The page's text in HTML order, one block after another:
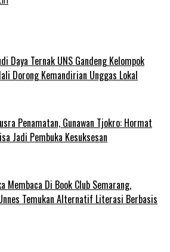
Daya Ternak UNS Gandeng Kelompok
Dorong Kemandirian Unggas Lokal
Penamatan, Gunawan Tjokro: Hormat
Jadi Pembuka Kesuksesan
Membaca Di Book Club Semarang,
Temukan Alternatif Literasi Berbasis